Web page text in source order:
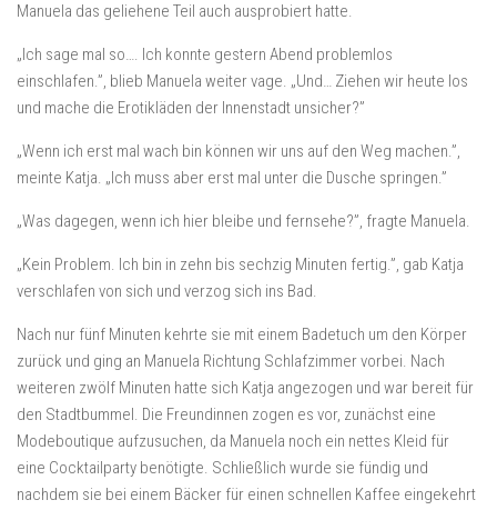
Manuela das geliehene Teil auch ausprobiert hatte.
„Ich sage mal so…. Ich konnte gestern Abend problemlos
einschlafen.”, blieb Manuela weiter vage. „Und… Ziehen wir heute los
und mache die Erotikläden der Innenstadt unsicher?”
„Wenn ich erst mal wach bin können wir uns auf den Weg machen.”,
meinte Katja. „Ich muss aber erst mal unter die Dusche springen.”
„Was dagegen, wenn ich hier bleibe und fernsehe?”, fragte Manuela.
„Kein Problem. Ich bin in zehn bis sechzig Minuten fertig.”, gab Katja
verschlafen von sich und verzog sich ins Bad.
Nach nur fünf Minuten kehrte sie mit einem Badetuch um den Körper
zurück und ging an Manuela Richtung Schlafzimmer vorbei. Nach
weiteren zwölf Minuten hatte sich Katja angezogen und war bereit für
den Stadtbummel. Die Freundinnen zogen es vor, zunächst eine
Modeboutique aufzusuchen, da Manuela noch ein nettes Kleid für
eine Cocktailparty benötigte. Schließlich wurde sie fündig und
nachdem sie bei einem Bäcker für einen schnellen Kaffee eingekehrt